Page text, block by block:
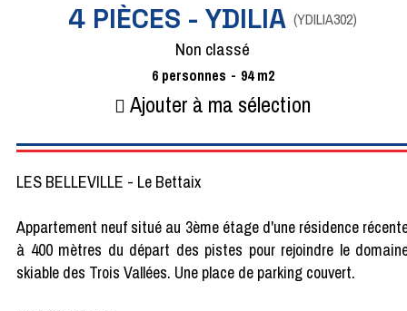
4 PIÈCES - YDILIA (YDILIA302)
Non classé
6 personnes 94 m2
Ajouter à ma sélection
LES BELLEVILLE - Le Bettaix
Appartement neuf situé au 3ème étage d'une résidence
à 400 mètres du départ des pistes pour rejoindre le
skiable des Trois Vallées. Une place de parking couvert.